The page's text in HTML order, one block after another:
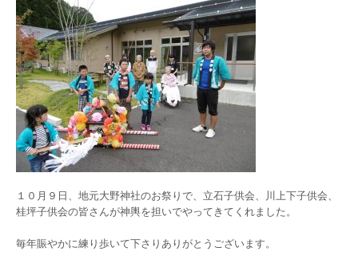
１０月９日、地元大野神社のお祭りで、立石子供会、川上下子供会、
桂坪子供会の皆さんが神輿を担いでやってきてくれました。
毎年賑やかに練り歩いて下さりありがとうございます。